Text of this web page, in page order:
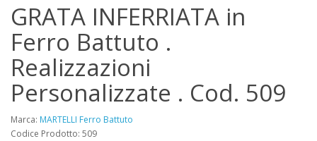
GRATA INFERRIATA in
Ferro Battuto .
Realizzazioni
Personalizzate . Cod. 509
Marca: MARTELLI Ferro Battuto
Codice Prodotto: 509